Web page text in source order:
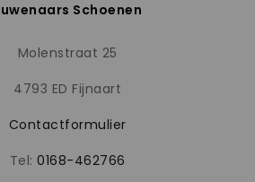
Schoenen
Molenstraat 25
4793 ED Fijnaart
Contactformulier
Tel: 0168-462766